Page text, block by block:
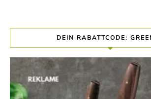
DEIN RABATTCODE: